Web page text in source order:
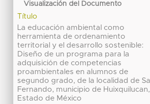
Visualización del Documento
Título
La educación ambiental como
herramienta de ordenamiento
territorial y el desarrollo sostenible:
Diseño de un programa para la
adquisición de competencias
proambientales en alumnos de
segundo grado, de la localidad de
Fernando, municipio de Huixquilucan,
Estado de México